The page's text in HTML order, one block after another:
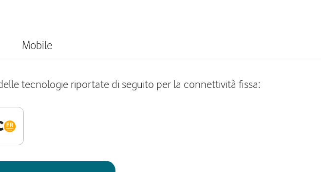
Mobile
tecnologie riportate di seguito per la connettività fissa: